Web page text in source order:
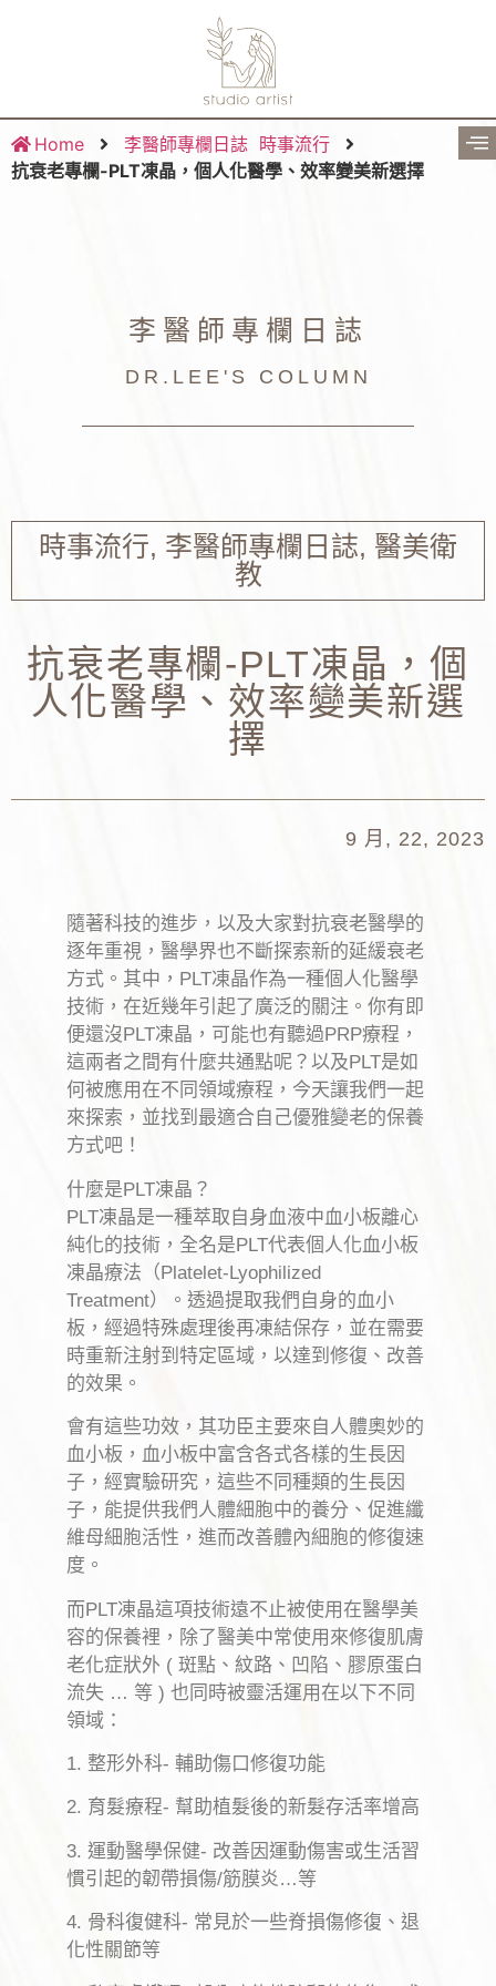
Home 李醫師專欄日誌 時事流行
抗衰老專欄-PLT凍晶，個人化醫學、效率變美新選擇
李醫師專欄日誌
DR.LEE'S COLUMN
時事流行, 李醫師專欄日誌, 醫美衛
教
抗衰老專欄-PLT凍晶，個
人化醫學、效率變美新選
擇
9 月, 22, 2023
隨著科技的進步，以及大家對抗衰老醫學的
逐年重視，醫學界也不斷探索新的延緩衰老
方式。其中，PLT凍晶作為一種個人化醫學
技術，在近幾年引起了廣泛的關注。你有即
便還沒PLT凍晶，可能也有聽過PRP療程，
這兩者之間有什麼共通點呢？以及PLT是如
何被應用在不同領域療程，今天讓我們一起
來探索，並找到最適合自己優雅變老的保養
方式吧！
什麼是PLT凍晶？
PLT凍晶是一種萃取自身血液中血小板離心
純化的技術，全名是PLT代表個人化血小板
凍晶療法（Platelet-Lyophilized
Treatment）。透過提取我們自身的血小
板，經過特殊處理後再凍結保存，並在需要
時重新注射到特定區域，以達到修復、改善
的效果。
會有這些功效，其功臣主要來自人體奧妙的
血小板，血小板中富含各式各樣的生長因
子，經實驗研究，這些不同種類的生長因
子，能提供我們人體細胞中的養分、促進纖
維母細胞活性，進而改善體內細胞的修復速
度。
而PLT凍晶這項技術遠不止被使用在醫學美
容的保養裡，除了醫美中常使用來修復肌膚
老化症狀外 ( 斑點、紋路、凹陷、膠原蛋白
流失 … 等 ) 也同時被靈活運用在以下不同
領域：
1. 整形外科- 輔助傷口修復功能
2. 育髮療程- 幫助植髮後的新髮存活率增高
3. 運動醫學保健- 改善因運動傷害或生活習
慣引起的韌帶損傷/筋膜炎…等
4. 骨科復健科- 常見於一些脊損傷修復、退
化性關節等